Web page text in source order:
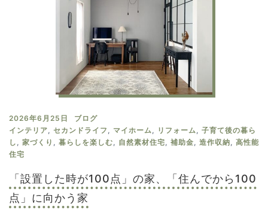
2026年6月25日
ブログ
インテリア, セカンドライフ , マイホーム, リフォーム, 子育て後の暮ら
し , 家づくり , 暮らしを楽しむ, 自然素材住宅, 補助金, 造作収納, 高性能
住宅
「設置した時が100点」の家、「住んでから100
点」に向かう家